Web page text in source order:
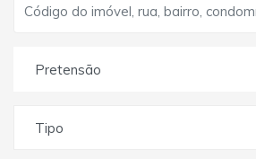
Pretensão
Tipo